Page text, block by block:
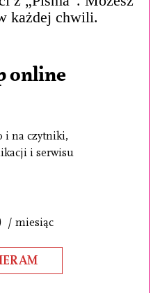
każdej chwili.
online
i na czytniki,
i serwisu
/ miesiąc